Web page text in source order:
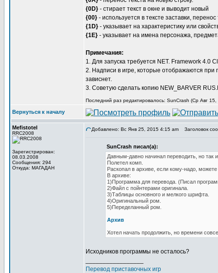
{0D} - стирает текст в окне и выводит новый
{00} - используется в тексте заставки,
{1D} - указывает на характеристику или
{1E} - указывает на имена персонажа,
Примечания:
1. Для запуска требуется NET. Framework 4.0
2. Надписи в игре, которые отображаются
зависнет.
3. Советую сделать копию NEW_BARVER
Последний раз редактировалось: SunCrash (Ср Авг
Вернуться к началу
Mefistotel
RRC2008
Зарегистрирован:
08.03.2008
Сообщения: 294
Откуда: МАГАДАН
Добавлено: Вс Янв 25, 2015 4:15 am Заголовок
SunCrash писал(а):
Давным-давно начинал переводить, но так
Полетел комп.
Раскопал в архиве, если кому-надо, можете
В архиве:
1)Программа для перевода. (Писал
2)Файл с пойнтерами оригинала.
3)Таблицы основного и мелкого шрифта.
4)Оригинальный ром.
5)Переделанный ром.
Архив
Хотел начать продолжить, но времени
Исходников программы не осталось?
Перевод приставочных игр